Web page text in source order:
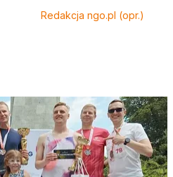
Redakcja ngo.pl (opr.)